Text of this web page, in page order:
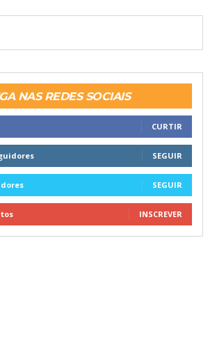
NAS REDES SOCIAIS
CURTIR
SEGUIR
SEGUIR
INSCREVER